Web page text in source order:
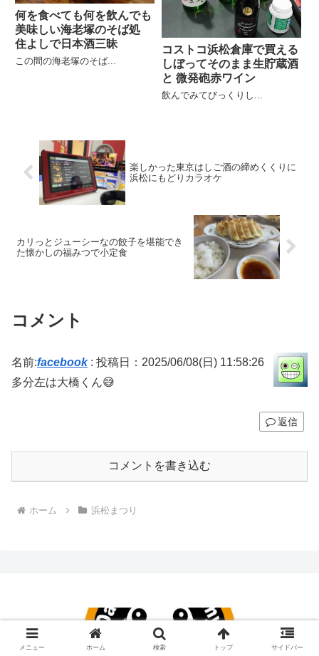
何を食べても何を飲んでも
美味しい海老塚のそば処
住よしで日本酒三昧
この間の海老塚のそば...
コストコ浜松倉庫で買える
しぼってそのまま生貯蔵酒
と 微発砲赤ワイン
飲んでみてびっくりし...
楽しかった東京はしご酒の締めくくりに
浜松にもどりカラオケ
カリっとジューシーなの餃子を堪能でき
た懐かしの福みつで小定食
コメント
名前:facebook: 投稿日：2025/06/08(日) 11:58:26
多分左は大橋くん😅
返信
コメントを書き込む
ホーム 浜松まつり
メニュー ホーム 検索 トップ サイドバー